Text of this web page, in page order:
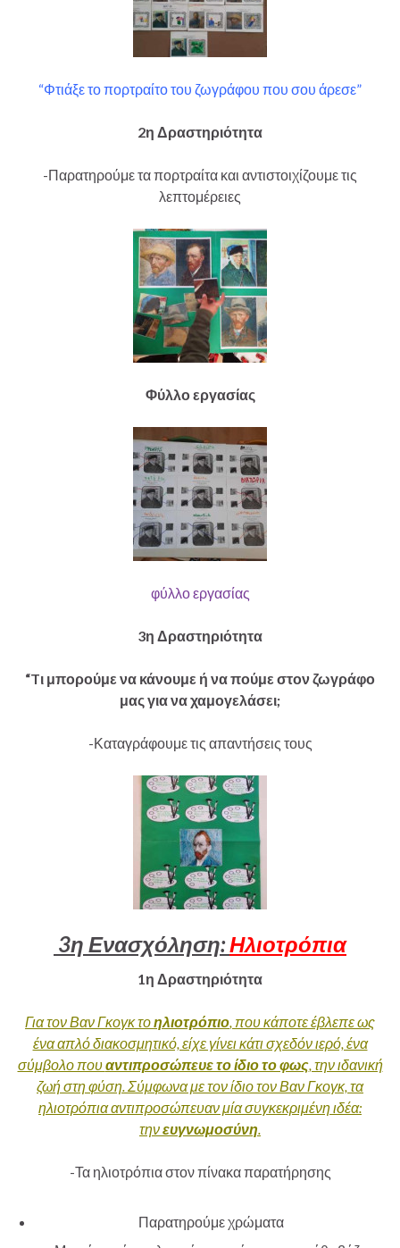
“Φτιάξε το πορτραίτο του ζωγράφου που σου άρεσε”
2η Δραστηριότητα
-Παρατηρούμε τα πορτραίτα και αντιστοιχίζουμε τις
λεπτομέρειες
Φύλλο εργασίας
φύλλο εργασίας
3η Δραστηριότητα
“Tι μπορούμε να κάνουμε ή να πούμε στον ζωγράφο
μας για να χαμογελάσει;
-Καταγράφουμε τις απαντήσεις τους
3η Ενασχόληση:Ηλιοτρόπια
1η Δραστηριότητα
Για τον Βαν Γκογκ τοηλιοτρόπιο, που κάποτε έβλεπε ως
ένα απλό διακοσμητικό, είχε γίνει κάτι σχεδόν ιερό, ένα
σύμβολο πουαντιπροσώπευε το ίδιο το φως, την ιδανική
ζωή στη φύση. Σύμφωνα με τον ίδιο τον Βαν Γκογκ, τα
ηλιοτρόπια αντιπροσώπευαν μία συγκεκριμένη ιδέα:
τηνευγνωμοσύνη.
-Τα ηλιοτρόπια στον πίνακα παρατήρησης
Παρατηρούμε χρώματα